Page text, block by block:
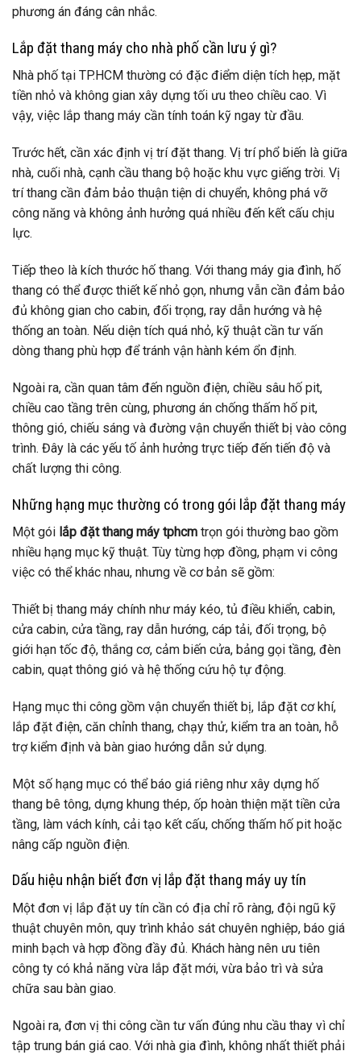
phương án đáng cân nhắc.
Lắp đặt thang máy cho nhà phố cần lưu ý gì?
Nhà phố tại TP.HCM thường có đặc điểm diện tích hẹp, mặt
tiền nhỏ và không gian xây dựng tối ưu theo chiều cao. Vì
vậy, việc lắp thang máy cần tính toán kỹ ngay từ đầu.
Trước hết, cần xác định vị trí đặt thang. Vị trí phổ biến là giữa
nhà, cuối nhà, cạnh cầu thang bộ hoặc khu vực giếng trời. Vị
trí thang cần đảm bảo thuận tiện di chuyển, không phá vỡ
công năng và không ảnh hưởng quá nhiều đến kết cấu chịu
lực.
Tiếp theo là kích thước hố thang. Với thang máy gia đình, hố
thang có thể được thiết kế nhỏ gọn, nhưng vẫn cần đảm bảo
đủ không gian cho cabin, đối trọng, ray dẫn hướng và hệ
thống an toàn. Nếu diện tích quá nhỏ, kỹ thuật cần tư vấn
dòng thang phù hợp để tránh vận hành kém ổn định.
Ngoài ra, cần quan tâm đến nguồn điện, chiều sâu hố pit,
chiều cao tầng trên cùng, phương án chống thấm hố pit,
thông gió, chiếu sáng và đường vận chuyển thiết bị vào công
trình. Đây là các yếu tố ảnh hưởng trực tiếp đến tiến độ và
chất lượng thi công.
Những hạng mục thường có trong gói lắp đặt thang máy
Một gói lắp đặt thang máy tphcm trọn gói thường bao gồm
nhiều hạng mục kỹ thuật. Tùy từng hợp đồng, phạm vi công
việc có thể khác nhau, nhưng về cơ bản sẽ gồm:
Thiết bị thang máy chính như máy kéo, tủ điều khiển, cabin,
cửa cabin, cửa tầng, ray dẫn hướng, cáp tải, đối trọng, bộ
giới hạn tốc độ, thắng cơ, cảm biến cửa, bảng gọi tầng, đèn
cabin, quạt thông gió và hệ thống cứu hộ tự động.
Hạng mục thi công gồm vận chuyển thiết bị, lắp đặt cơ khí,
lắp đặt điện, căn chỉnh thang, chạy thử, kiểm tra an toàn, hỗ
trợ kiểm định và bàn giao hướng dẫn sử dụng.
Một số hạng mục có thể báo giá riêng như xây dựng hố
thang bê tông, dựng khung thép, ốp hoàn thiện mặt tiền cửa
tầng, làm vách kính, cải tạo kết cấu, chống thấm hố pit hoặc
nâng cấp nguồn điện.
Dấu hiệu nhận biết đơn vị lắp đặt thang máy uy tín
Một đơn vị lắp đặt uy tín cần có địa chỉ rõ ràng, đội ngũ kỹ
thuật chuyên môn, quy trình khảo sát chuyên nghiệp, báo giá
minh bạch và hợp đồng đầy đủ. Khách hàng nên ưu tiên
công ty có khả năng vừa lắp đặt mới, vừa bảo trì và sửa
chữa sau bàn giao.
Ngoài ra, đơn vị thi công cần tư vấn đúng nhu cầu thay vì chỉ
tập trung bán giá cao. Với nhà gia đình, không nhất thiết phải